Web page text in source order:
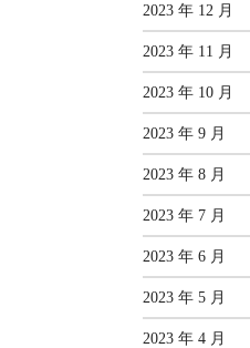
2023 年 12 月
2023 年 11 月
2023 年 10 月
2023 年 9 月
2023 年 8 月
2023 年 7 月
2023 年 6 月
2023 年 5 月
2023 年 4 月